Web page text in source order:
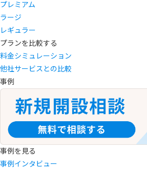
プレミアム
ラージ
レギュラー
プランを比較する
料金シミュレーション
他社サービスとの比較
事例
事例を見る
事例インタビュー